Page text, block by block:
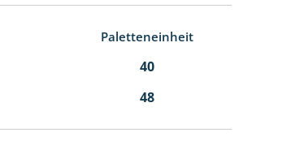
Paletteneinheit
40
48